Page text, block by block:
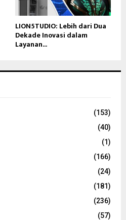
LION5TUDIO: Lebih dari Dua
Dekade Inovasi dalam
Layanan...
(153)
(40)
(1)
(166)
(24)
(181)
(236)
(57)